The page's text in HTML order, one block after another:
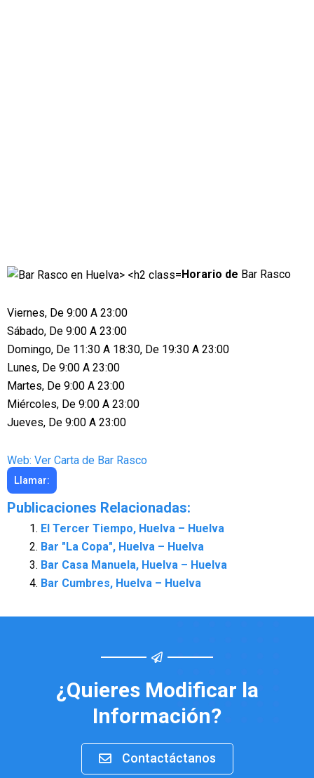
Horario de Bar Rasco
Viernes, De 9:00 A 23:00
Sábado, De 9:00 A 23:00
Domingo, De 11:30 A 18:30, De 19:30 A 23:00
Lunes, De 9:00 A 23:00
Martes, De 9:00 A 23:00
Miércoles, De 9:00 A 23:00
Jueves, De 9:00 A 23:00
Web: Ver Carta de Bar Rasco
Llamar:
Publicaciones Relacionadas:
El Tercer Tiempo, Huelva – Huelva
Bar "La Copa", Huelva – Huelva
Bar Casa Manuela, Huelva – Huelva
Bar Cumbres, Huelva – Huelva
¿Quieres Modificar la
Información?
Contactáctanos